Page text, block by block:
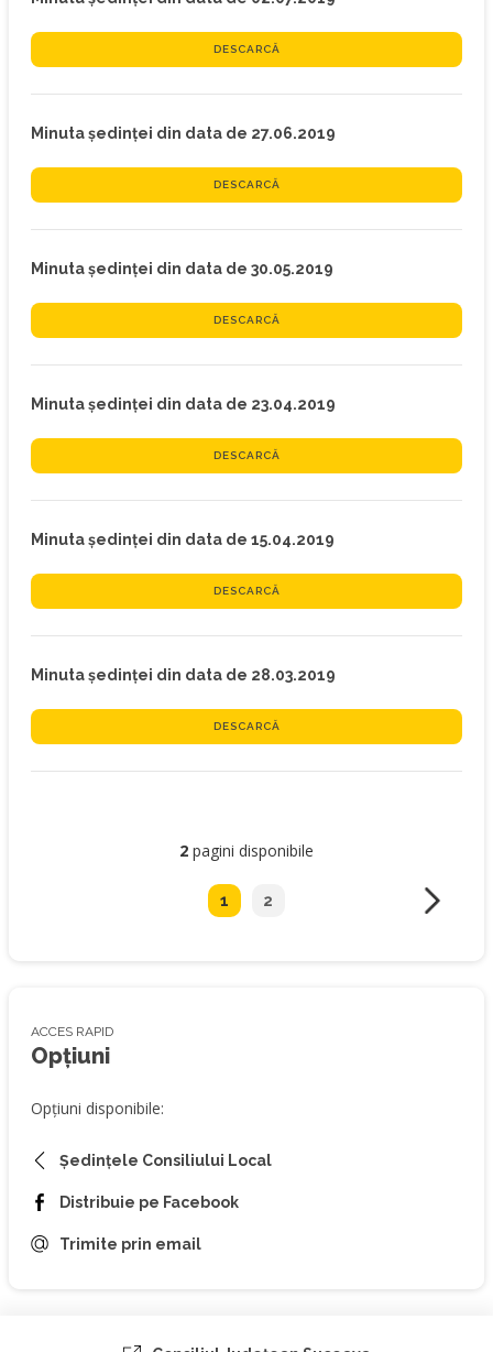
DESCARCĂ
Minuta ședinței din data de 27.06.2019
DESCARCĂ
Minuta ședinței din data de 30.05.2019
DESCARCĂ
Minuta ședinței din data de 23.04.2019
DESCARCĂ
Minuta ședinței din data de 15.04.2019
DESCARCĂ
Minuta ședinței din data de 28.03.2019
DESCARCĂ
2 pagini disponibile
1 2
ACCES RAPID
Opțiuni
Opțiuni disponibile:
Ședințele Consiliului Local
Distribuie pe Facebook
Trimite prin email